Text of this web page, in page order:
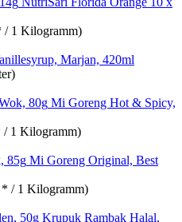
/ 1 Kilogramm)
Marjan, 420ml
Mi Goreng Hot & Spicy,
/ 1 Kilogramm)
Mi Goreng Original, Best
* / 1 Kilogramm)
Krupuk Rambak Halal,